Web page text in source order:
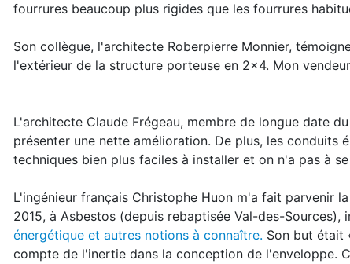
fourrures beaucoup plus rigides que les fourrures
Son collègue, l'architecte Roberpierre Monnier,
l'extérieur de la structure porteuse en 2x4. Mon
L'architecte Claude Frégeau, membre de longue date
présenter une nette amélioration. De plus, les
techniques bien plus faciles à installer et on n'a pas à
L'ingénieur français Christophe Huon m'a fait parvenir
2015, à Asbestos (depuis rebaptisée Val-des-Sources),
énergétique et autres notions à connaître. Son but était
compte de l'inertie dans la conception de l'enveloppe.